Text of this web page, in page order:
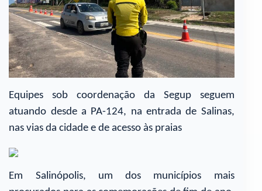
Equipes sob coordenação da Segup seguem
atuando desde a PA-124, na entrada de Salinas,
nas vias da cidade e de acesso às praias
Em Salinópolis, um dos municípios mais